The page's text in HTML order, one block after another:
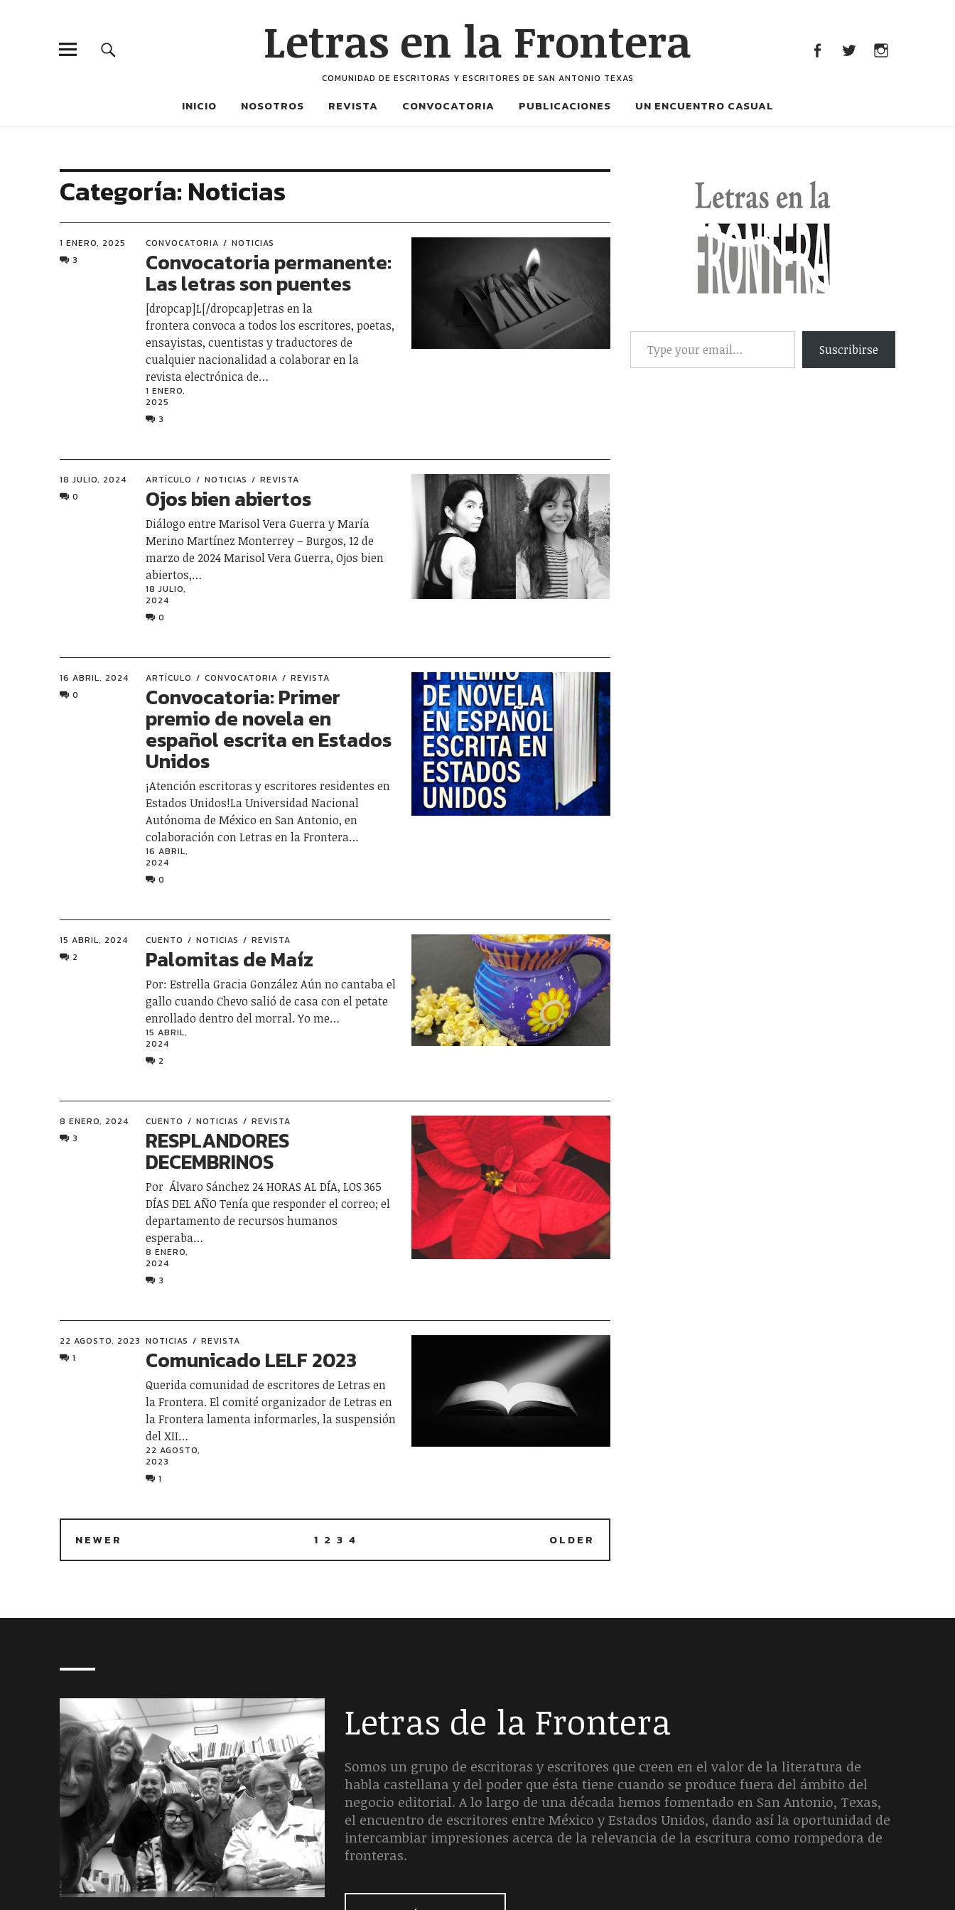
Letras en la Frontera
COMUNIDAD DE ESCRITORAS Y ESCRITORES DE SAN ANTONIO TEXAS
INICIO NOSOTROS REVISTA CONVOCATORIA PUBLICACIONES UN ENCUENTRO CASUAL
Categoría: Noticias
1 ENERO, 2025
3
CONVOCATORIA NOTICIAS
Convocatoria permanente:
Las letras son puentes
[dropcap]L[/dropcap]etras en la
frontera convoca a todos los escritores, poetas,
ensayistas, cuentistas y traductores de
cualquier nacionalidad a colaborar en la
revista electrónica de…
1 ENERO,
2025
3
18 JULIO, 2024
0
ARTÍCULO NOTICIAS REVISTA
Ojos bien abiertos
Diálogo entre Marisol Vera Guerra y María
Merino Martínez Monterrey – Burgos, 12 de
marzo de 2024 Marisol Vera Guerra, Ojos bien
abiertos,…
18 JULIO,
2024
0
16 ABRIL, 2024
0
ARTÍCULO CONVOCATORIA REVISTA
Convocatoria: Primer
premio de novela en
español escrita en Estados
Unidos
¡Atención escritoras y escritores residentes en
Estados Unidos!La Universidad Nacional
Autónoma de México en San Antonio, en
colaboración con Letras en la Frontera…
16 ABRIL,
2024
0
15 ABRIL, 2024
2
CUENTO NOTICIAS REVISTA
Palomitas de Maíz
Por: Estrella Gracia González Aún no cantaba el
gallo cuando Chevo salió de casa con el petate
enrollado dentro del morral. Yo me…
15 ABRIL,
2024
2
8 ENERO, 2024
3
CUENTO NOTICIAS REVISTA
RESPLANDORES
DECEMBRINOS
Por Álvaro Sánchez 24 HORAS AL DÍA, LOS 365
DÍAS DEL AÑO Tenía que responder el correo; el
departamento de recursos humanos
esperaba…
8 ENERO,
2024
3
22 AGOSTO, 2023
1
NOTICIAS REVISTA
Comunicado LELF 2023
Querida comunidad de escritores de Letras en
la Frontera. El comité organizador de Letras en
la Frontera lamenta informarles, la suspensión
del XII…
22 AGOSTO,
2023
1
NEWER 1 2 3 4 OLDER
Suscribirse
Letras de la Frontera
Somos un grupo de escritoras y escritores que creen en el valor de la literatura de
habla castellana y del poder que ésta tiene cuando se produce fuera del ámbito del
negocio editorial. A lo largo de una década hemos fomentado en San Antonio, Texas,
el encuentro de escritores entre México y Estados Unidos, dando así la oportunidad de
intercambiar impresiones acerca de la relevancia de la escritura como rompedora de
fronteras.